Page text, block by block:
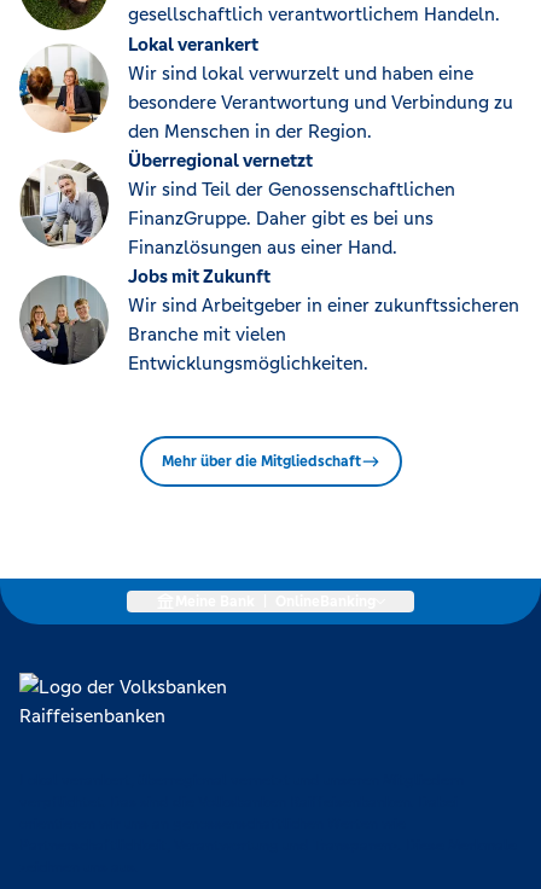
gesellschaftlich verantwortlichem Handeln.
Lokal verankert
Wir sind lokal verwurzelt und haben eine
besondere Verantwortung und Verbindung zu
den Menschen in der Region.
Überregional vernetzt
Wir sind Teil der Genossenschaftlichen
FinanzGruppe. Daher gibt es bei uns
Finanzlösungen aus einer Hand.
Jobs mit Zukunft
Wir sind Arbeitgeber in einer zukunftssicheren
Branche mit vielen
Entwicklungsmöglichkeiten.
Mehr über die Mitgliedschaft